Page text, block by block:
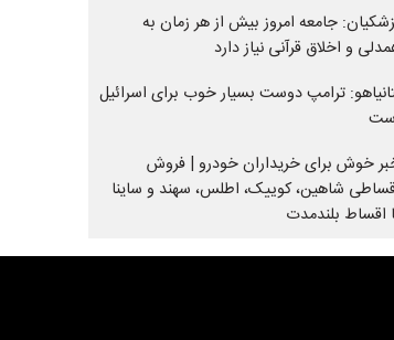
جامعه امروز بیش از هر زمان به
و اخلاق قرآنی نیاز دارد
ترامپ دوست بسیار خوب برای اسرائیل
خوش برای خریداران خودرو | فروش
شاهین، کوییک، اطلس، سهند و ساینا
اقساط بلندمدت